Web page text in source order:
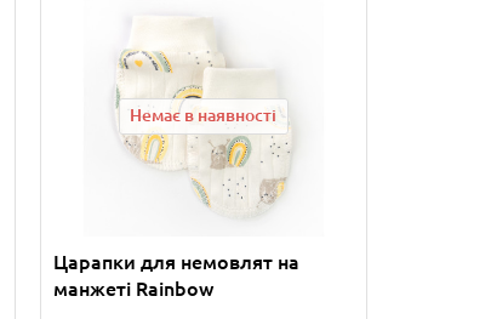
Немає в наявності
Царапки для немовлят на
манжеті Rainbow